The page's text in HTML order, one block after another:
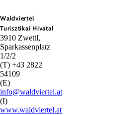
Waldviertel
Turisztikai Hivatal
3910 Zwettl,
Sparkassenplatz
1/2/2
(T) +43 2822
54109
(E)
info@waldviertel.at
(I)
www.waldviertel.at